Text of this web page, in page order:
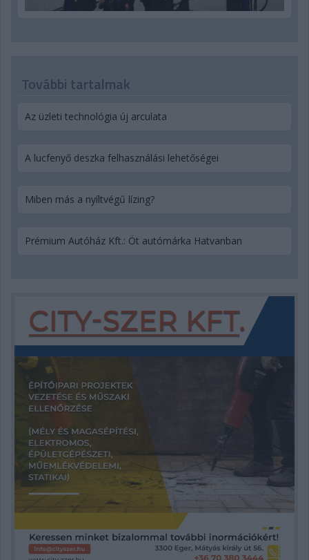
További tartalmak
Az üzleti technológia új arculata
A lucfenyő deszka felhasználási lehetőségei
Miben más a nyíltvégű lízing?
Prémium Autóház Kft.: Öt autómárka Hatvanban